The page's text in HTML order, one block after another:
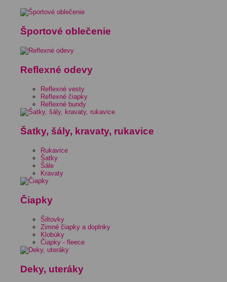
Športové oblečenie
Reflexné odevy
Reflexné vesty
Reflexné čiapky
Reflexné bundy
Šatky, šály, kravaty, rukavice
Rukavice
Šatky
Šále
Kravaty
Čiapky
Šiltovky
Zimné čiapky a doplnky
Klobúky
Čiapky - fleece
Deky, uteráky